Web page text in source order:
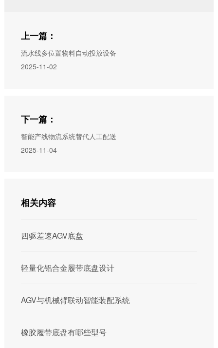
上一篇：
流水线多位置物料自动投放设备
2025-11-02
下一篇：
智能产线物流系统替代人工配送
2025-11-04
相关内容
四驱差速AGV底盘
轻量化铝合金履带底盘设计
AGV与机械臂联动智能装配系统
橡胶履带底盘有哪些型号